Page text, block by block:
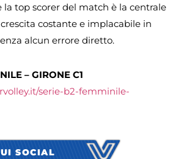
la top scorer del match è la centrale
costante e implacabile in
alcun errore diretto.
– GIRONE C1
serie-b2-femminile-
SOCIAL